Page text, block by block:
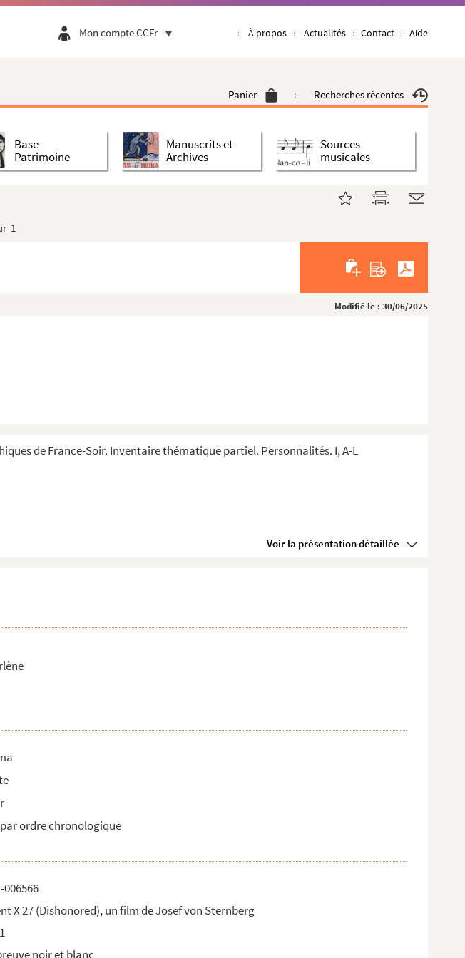
Mon compte CCFr À propos Actualités Contact Aide
Panier Recherches récentes
Base
Patrimoine
Manuscrits et
Archives
Sources
musicales
1
Modifié le : 30/06/2025
de France-Soir. Inventaire thématique partiel. Personnalités. I, A-L
Voir la présentation détaillée
par ordre chronologique
006566
X 27 (Dishonored), un film de Josef von Sternberg
noir et blanc